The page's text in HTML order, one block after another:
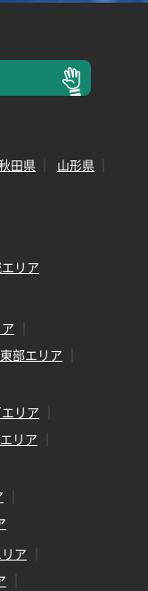
田県
山形県
リア
部エリア
リア
リア
ア